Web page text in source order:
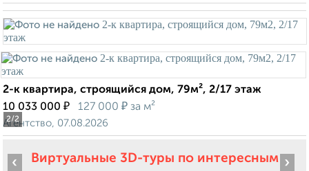
2/2
2-к квартира, строящийся дом, 79м², 2/17 этаж
10 033 000 ₽ 127 000 ₽ за м²
Агентство, 07.08.2026
Виртуальные 3D-туры по интересным
‹ ›